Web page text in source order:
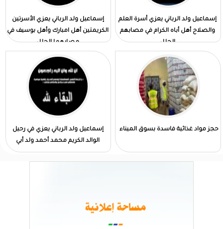
إسماعيل ولد الرباني يعزي أسرة العلم
والصلاح أهل أباه الكرام في مصابهم
الجلل
إسماعيل ولد الرباني يعزي الأسرتين
الكريمتين أهل امبارك وأهل بوسيف في
مصابهما الجلل
حجز مواد غذائية فاسدة بسوق الميناء
إسماعيل ولد الرباني يعزي في رحيل
الوالد الكريم محمد أحمد ولد أبي